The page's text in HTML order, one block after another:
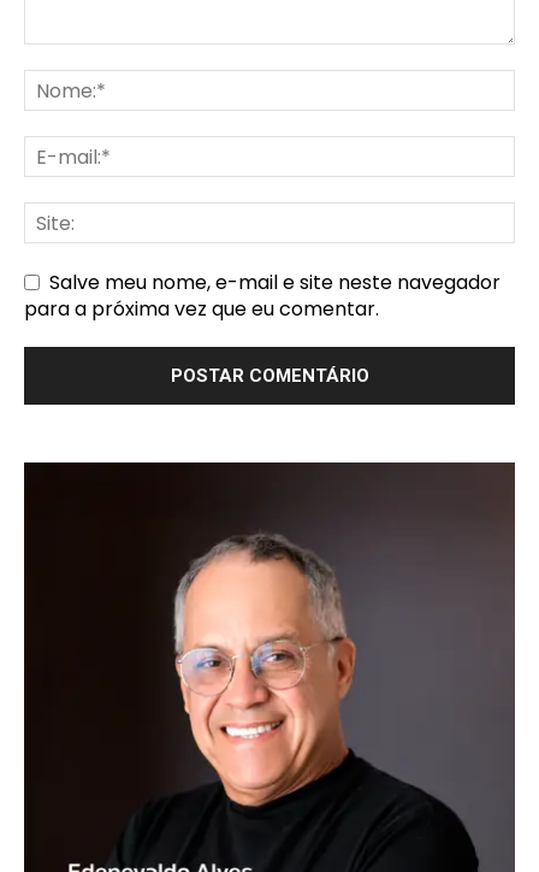
Salve meu nome, e-mail e site neste navegador
para a próxima vez que eu comentar.